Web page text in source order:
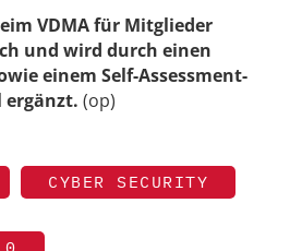
VDMA für Mitglieder
und wird durch einen
einem Self-Assessment-
ergänzt. (op)
CYBER SECURITY